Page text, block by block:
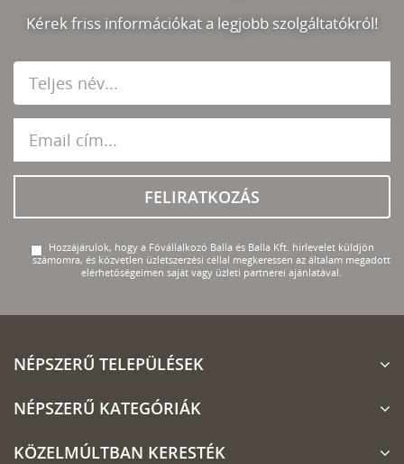
Kérek friss információkat a legjobb szolgáltatókról!
FELIRATKOZÁS
Hozzájárulok, hogy a Fővállalkozó Balla és Balla Kft. hírlevelet küldjön
számomra, és közvetlen üzletszerzési céllal megkeressen az általam megadott
elérhetőségeimen saját vagy üzleti partnerei ajánlatával.
NÉPSZERŰ TELEPÜLÉSEK
NÉPSZERŰ KATEGÓRIÁK
KÖZELMÚLTBAN KERESTÉK